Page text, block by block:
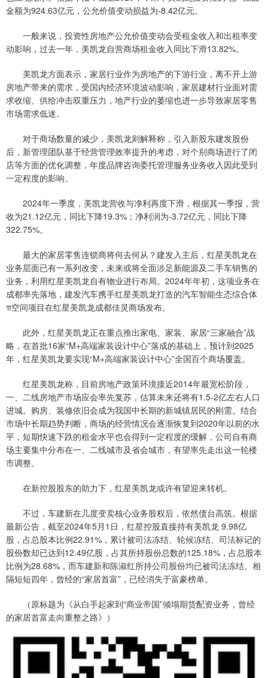
金额为924.63亿元，公允价值变动损益为-8.42亿元。
一般来说，投资性房地产公允价值变动会受租金收入和出租率变
动影响，过去一年，美凯龙自营商场租金收入同比下滑13.82%。
美凯龙方面表示，家居行业作为房地产的下游行业，离不开上游
房地产带来的需求，受国内经济环境波动影响，家居建材行业面对需
求收缩、供给冲击双重压力，地产行业的萎缩也进一步导致家居零售
市场需求低迷。
对于商场数量的减少，美凯龙则解释称，引入新股东建发股份
后，新管理团队基于经营管理效率提升的考虑，对个别商场进行了闭
店等方面的优化调整，年度品牌咨询委托管理服务业务收入因此受到
一定程度的影响。
2024年一季度，美凯龙营收与净利再度下滑，根据其一季报，营
收为21.12亿元，同比下降19.3%；净利润为-3.72亿元，同比下降
322.75%。
最大的家居零售连锁商将何去何从？建发入主后，红星美凯龙在
业务层面已有一系列改变，未来或将全面涉足新能源及二手车销售的
业务，利用红星美凯龙自有物业进行布局。2024年年初，这项业务在
成都率先落地，建发汽车携手红星美凯龙打造的汽车智能生态综合体
π空间项目在红星美凯龙成都佳灵商场发布。
此外，红星美凯龙正在重点推出家电、家装、家居“三家融合”战
略，在首批16家“M+高端家装设计中心”落成的基础上，预计到2025
年，红星美凯龙要实现“M+高端家装设计中心”全国百个商场覆盖。
红星美凯龙称，目前房地产政策环境接近2014年最宽松阶段，
一、二线房地产市场应会率先复苏，估算未来还将有1.5-2亿左右人口
进城。购房、装修依旧会成为我国中长期的新城镇居民的刚需。结合
市场中长期趋势判断，商场的经营情况会逐渐恢复到2020年以前的水
平，短期快速下跌的租金水平也会得到一定程度的缓解，公司自有商
场主要集中分布在一、二线城市及省会城市，有望率先走出这一轮楼
市调整。
在新控股股东的助力下，红星美凯龙或许有望迎来转机。
不过，车建新在几度变卖核心业务股权后，依然债台高筑。根据
最新公告，截至2024年5月1日，红星控股直接持有美凯龙 9.98亿
股，占总股本比例22.91%，累计被司法冻结、轮候冻结、司法标记的
股份数却已达到12.49亿股，占其所持股份总数的125.18%，占总股本
比例为28.68%，而车建新和陈淑红所持公司股份均已被司法冻结。相
隔短短四年，曾经的“家居首富”，已经消失于富豪榜单。
（原标题为《从白手起家到“商业帝国”倾塌期货配资业务，曾经
的家居首富走向重整之路》）